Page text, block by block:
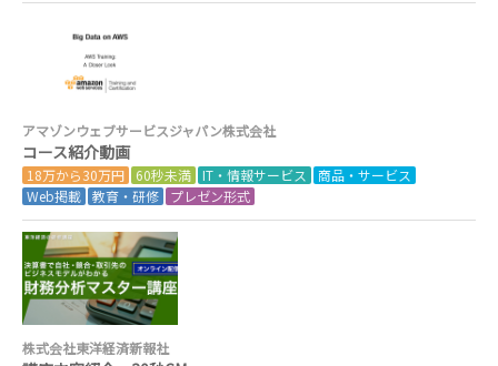
アマゾンウェブサービスジャパン株式会社
コース紹介動画
18万から30万円 60秒未満 IT・情報サービス
商品・サービス
Web掲載 教育・研修 プレゼン形式
株式会社東洋経済新報社